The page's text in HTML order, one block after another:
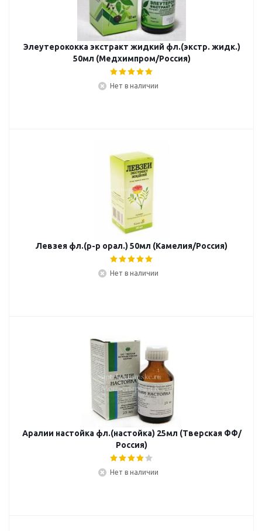
Элеутерококка экстракт жидкий фл.(экстр. жидк.)
50мл (Медхимпром/Россия)
Нет в наличии
Левзея фл.(р-р орал.) 50мл (Камелия/Россия)
Нет в наличии
Аралии настойка фл.(настойка) 25мл (Тверская ФФ/
Россия)
Нет в наличии